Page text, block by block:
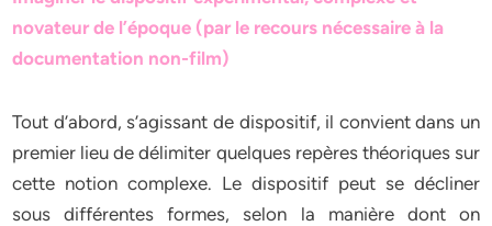
novateur de l’époque (par le recours nécessaire à la
documentation non-film)
Tout d’abord, s’agissant de dispositif, il convient dans un
premier lieu de délimiter quelques repères théoriques sur
cette notion complexe. Le dispositif peut se décliner
sous différentes formes, selon la manière dont on